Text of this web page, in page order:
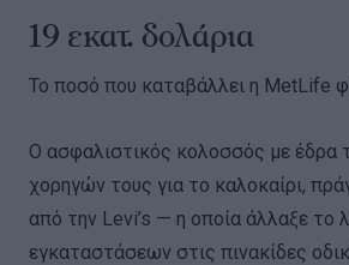
19 εκατ. δολάρια
Το ποσό που καταβάλλει η MetLife
Ο ασφαλιστικός κολοσσός με έδρα
χορηγών τους για το καλοκαίρι,
από την Levi’s — η οποία άλλαξε το
εγκαταστάσεων στις πινακίδες